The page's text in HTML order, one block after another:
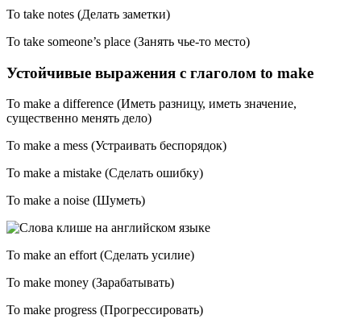
To take notes (Делать заметки)
To take someone’s place (Занять чье-то место)
Устойчивые выражения с глаголом to make
To make a difference (Иметь разницу, иметь значение,
существенно менять дело)
To make a mess (Устраивать беспорядок)
To make a mistake (Сделать ошибку)
To make a noise (Шуметь)
To make an effort (Сделать усилие)
To make money (Зарабатывать)
To make progress (Прогрессировать)